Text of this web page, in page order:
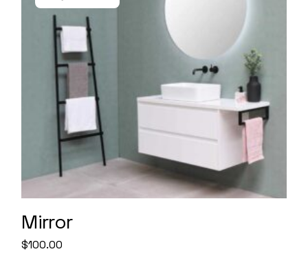
Mirror
$100.00